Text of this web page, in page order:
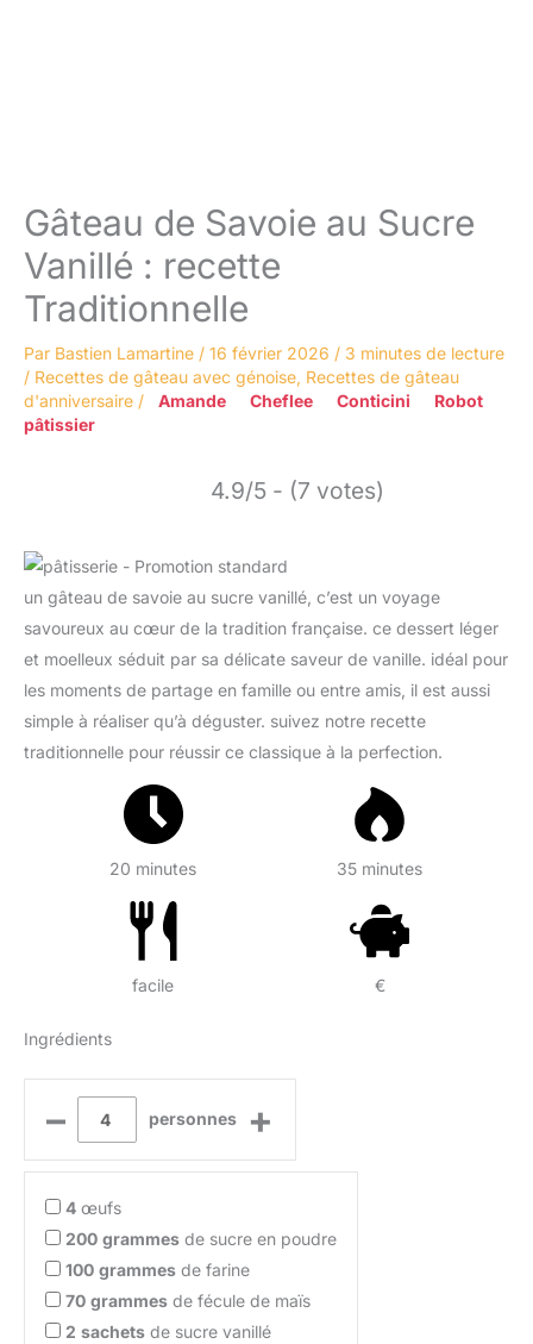
Gâteau de Savoie au Sucre
Vanillé : recette
Traditionnelle
Par Bastien Lamartine / 16 février 2026 / 3 minutes de lecture
/ Recettes de gâteau avec génoise, Recettes de gâteau
d'anniversaire / Amande Cheflee Conticini
Robot
pâtissier
4.9/5 - (7 votes)
un gâteau de savoie au sucre vanillé, c’est un voyage
savoureux au cœur de la tradition française. ce dessert léger
et moelleux séduit par sa délicate saveur de vanille. idéal pour
les moments de partage en famille ou entre amis, il est aussi
simple à réaliser qu’à déguster. suivez notre recette
traditionnelle pour réussir ce classique à la perfection.
20 minutes 35 minutes
facile €
Ingrédients
– personnes +
4 œufs
200 grammes de sucre en poudre
100 grammes de farine
70 grammes de fécule de maïs
2 sachets de sucre vanillé